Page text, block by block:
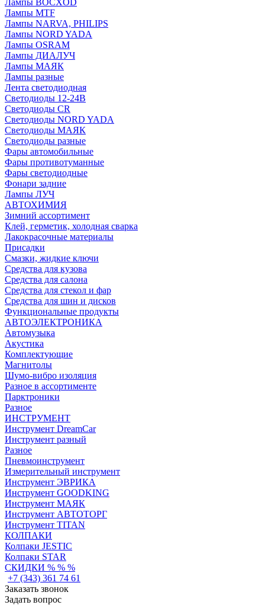
Лампы BOCXOD
Лампы MTF
Лампы NARVA, PHILIPS
Лампы NORD YADA
Лампы OSRAM
Лампы ДИАЛУЧ
Лампы МАЯК
Лампы разные
Лента светодиодная
Светодиоды 12-24В
Светодиоды CR
Светодиоды NORD YADA
Светодиоды МАЯК
Светодиоды разные
Фары автомобильные
Фары противотуманные
Фары светодиодные
Фонари задние
Лампы ЛУЧ
АВТОХИМИЯ
Зимний ассортимент
Клей, герметик, холодная сварка
Лакокрасочные материалы
Присадки
Смазки, жидкие ключи
Средства для кузова
Средства для салона
Средства для стекол и фар
Средства для шин и дисков
Функциональные продукты
АВТОЭЛЕКТРОНИКА
Автомузыка
Акустика
Комплектующие
Магнитолы
Шумо-вибро изоляция
Разное в ассортименте
Парктроники
Разное
ИНСТРУМЕНТ
Инструмент DreamCar
Инструмент разный
Разное
Пневмоинструмент
Измерительный инструмент
Инструмент ЭВРИКА
Инструмент GOODKING
Инструмент МАЯК
Инструмент АВТОТОРГ
Инструмент TITAN
КОЛПАКИ
Колпаки JESTIC
Колпаки STAR
СКИДКИ % % %
+7 (343) 361 74 61
Заказать звонок
Задать вопрос